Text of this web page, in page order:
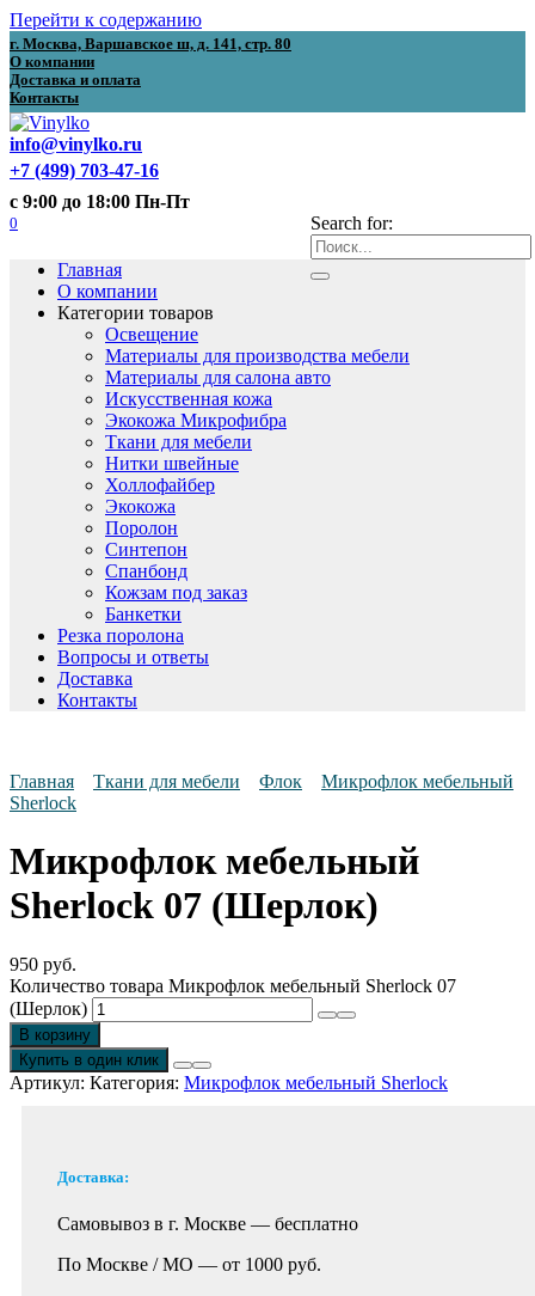
Перейти к содержанию
г. Москва, Варшавское ш, д. 141, стр. 80
О компании
Доставка и оплата
Контакты
info@vinylko.ru
+7 (499) 703-47-16
с 9:00 до 18:00 Пн-Пт
Search for:
0
Главная
О компании
Категории товаров
Освещение
Материалы для производства мебели
Материалы для салона авто
Искусственная кожа
Экокожа Микрофибра
Ткани для мебели
Нитки швейные
Холлофайбер
Экокожа
Поролон
Синтепон
Спанбонд
Кожзам под заказ
Банкетки
Резка поролона
Вопросы и ответы
Доставка
Контакты
Главная Ткани для мебели Флок
Микрофлок мебельный
Sherlock
Микрофлок мебельный
Sherlock 07 (Шерлок)
950 руб.
Количество товара Микрофлок мебельный Sherlock 07
(Шерлок)
В корзину
Купить в один клик
Артикул: Категория: Микрофлок мебельный Sherlock
Доставка:
Самовывоз в г. Москве — бесплатно
По Москве / МО — от 1000 руб.